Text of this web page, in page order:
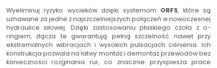
+48 690 884 272
silowniki@chss.pl
+48 536 202 250
+48 609 877 288
serwis@chss.pl
Wyeliminuj ryzyko wycieków dzięki systemom ORFS, które są
uznawane za jedne z najszczelniejszych połączeń w nowoczesnej
hydraulice siłowej. Dzięki zastosowaniu płaskiego czoła z o-
ringiem, złącza te gwarantują pełną szczelność nawet przy
ekstremalnych wibracjach i wysokich pulsacjach ciśnienia. Ich
konstrukcja pozwala na łatwy montaż i demontaż przewodów bez
konieczności rozginania rur, co znacznie przyspiesza prace